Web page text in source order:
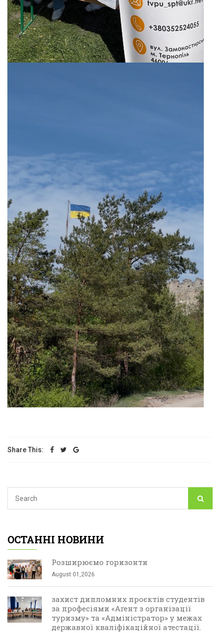
Share This:
ОСТАННІ НОВИНИ
Розширюємо горизонти
August 01,2026
захист дипломних проєктів студентів
за професіями «Агент з організації
туризму» та «Адміністратор» у межах
державної кваліфікаційної атестації.